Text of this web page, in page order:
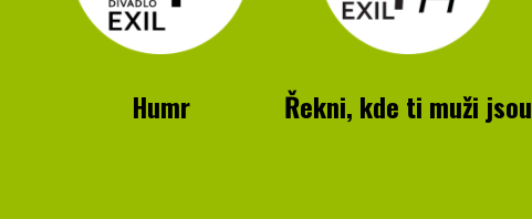
Humr Řekni, kde ti muži jsou